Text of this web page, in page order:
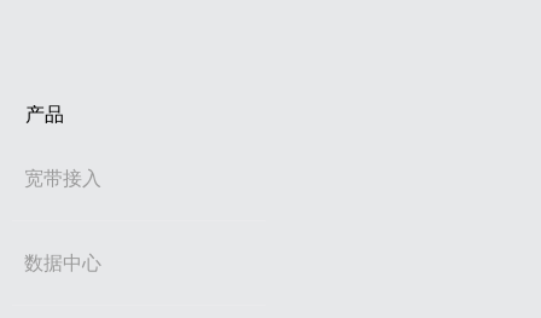
产品
宽带接入
数据中心